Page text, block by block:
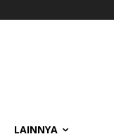
LAINNYA